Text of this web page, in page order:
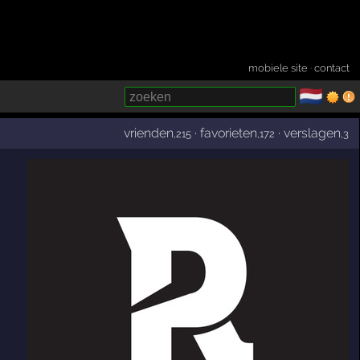
mobiele site ·contact
🇳🇱
vrienden ,215 ·favorieten ,172 ·verslagen ,3